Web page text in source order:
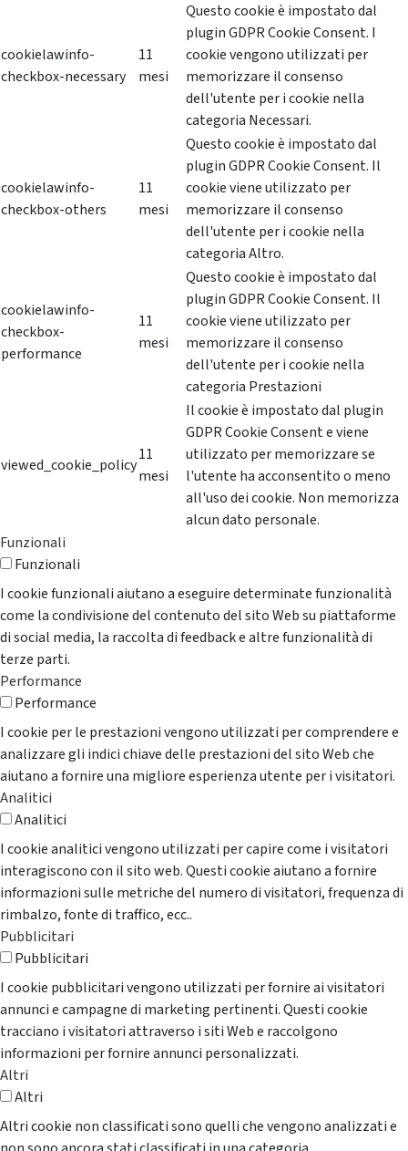
cookielawinfo-
checkbox-necessary
11
mesi
Questo cookie è impostato dal
plugin GDPR Cookie Consent. I
cookie vengono utilizzati per
memorizzare il consenso
dell'utente per i cookie nella
categoria Necessari.
cookielawinfo-
checkbox-others
11
mesi
Questo cookie è impostato dal
plugin GDPR Cookie Consent. Il
cookie viene utilizzato per
memorizzare il consenso
dell'utente per i cookie nella
categoria Altro.
cookielawinfo-
checkbox-
performance
11
mesi
Questo cookie è impostato dal
plugin GDPR Cookie Consent. Il
cookie viene utilizzato per
memorizzare il consenso
dell'utente per i cookie nella
categoria Prestazioni
viewed_cookie_policy
11
mesi
Il cookie è impostato dal plugin
GDPR Cookie Consent e viene
utilizzato per memorizzare se
l'utente ha acconsentito o meno
all'uso dei cookie. Non memorizza
alcun dato personale.
Funzionali
Funzionali
I cookie funzionali aiutano a eseguire determinate funzionalità
come la condivisione del contenuto del sito Web su piattaforme
di social media, la raccolta di feedback e altre funzionalità di
terze parti.
Performance
Performance
I cookie per le prestazioni vengono utilizzati per comprendere e
analizzare gli indici chiave delle prestazioni del sito Web che
aiutano a fornire una migliore esperienza utente per i visitatori.
Analitici
Analitici
I cookie analitici vengono utilizzati per capire come i visitatori
interagiscono con il sito web. Questi cookie aiutano a fornire
informazioni sulle metriche del numero di visitatori, frequenza di
rimbalzo, fonte di traffico, ecc..
Pubblicitari
Pubblicitari
I cookie pubblicitari vengono utilizzati per fornire ai visitatori
annunci e campagne di marketing pertinenti. Questi cookie
tracciano i visitatori attraverso i siti Web e raccolgono
informazioni per fornire annunci personalizzati.
Altri
Altri
Altri cookie non classificati sono quelli che vengono analizzati e